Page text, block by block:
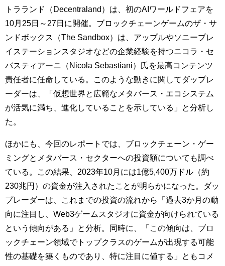
トラランド（Decentraland）は、初のAIワールドフェアを
10月25日～27日に開催。ブロックチェーンゲームのザ・サ
ンドボックス（The Sandbox）は、アップルやソニープレ
イステーションスタジオなどの企業経験を持つニコラ・セ
バスティアーニ（Nicola Sebastiani）氏を最高コンテンツ
責任者に任命している。このような動きに関してダップレ
ーダーは、「仮想世界と広範なメタバース・エコシステム
が活気に満ち、進化していることを示している」と分析し
た。
ほかにも、今回のレポートでは、ブロックチェーン・ゲー
ミングとメタバース・セクターへの投資額についても調べ
ている。この結果、2023年10月には1億5,400万ドル（約
230兆円）の資金が注入されたことが明らかになった。ダッ
プレーダーは、これまでの投資の流れから「過去3か月の動
向に注目し、Web3ゲームスタジオに資金が向けられている
という傾向がある」と分析。同時に、「この傾向は、ブロ
ックチェーン領域でトップクラスのゲームが出現する可能
性の基礎を築くものであり、特に注目に値する」ともコメ